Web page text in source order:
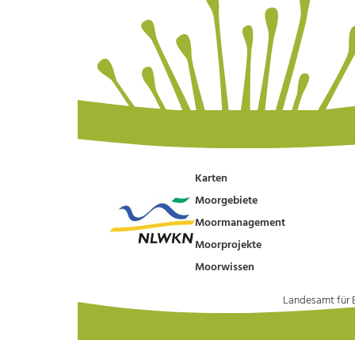
Karten
Moorgebiete
Moormanagement
Moorprojekte
Moorwissen
Landesamt für